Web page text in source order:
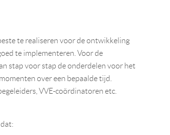
te realiseren voor de ontwikkeling
te implementeren. Voor de
stap voor stap de onderdelen voor het
over een bepaalde tijd.
VVE-coördinatoren etc.